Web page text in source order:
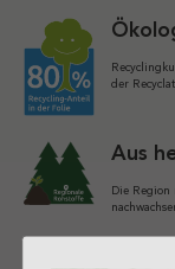
der
Aus
Die Region